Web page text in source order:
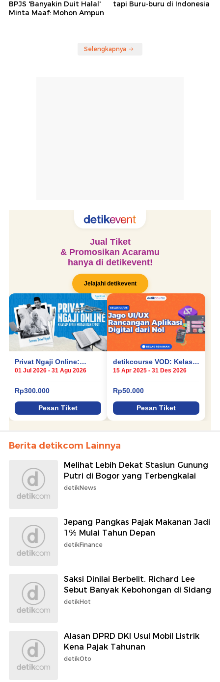
BPJS 'Banyakin Duit Halal'
Minta Maaf: Mohon Ampun
tapi Buru-buru di Indonesia
Selengkapnya
Berita detikcom Lainnya
Melihat Lebih Dekat Stasiun Gunung
Putri di Bogor yang Terbengkalai
detikNews
Jepang Pangkas Pajak Makanan Jadi
1% Mulai Tahun Depan
detikFinance
Saksi Dinilai Berbelit, Richard Lee
Sebut Banyak Kebohongan di Sidang
detikHot
Alasan DPRD DKI Usul Mobil Listrik
Kena Pajak Tahunan
detikOto